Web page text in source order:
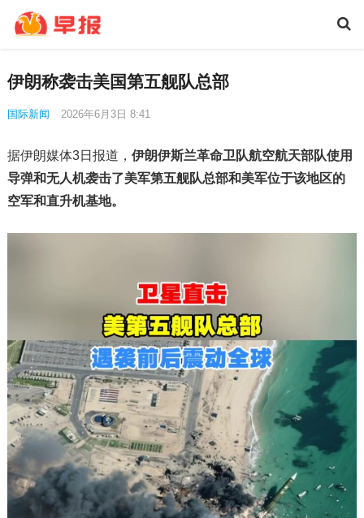
伊朗称袭击美国第五舰队总部
国际新闻 2026年6月3日 8:41
据伊朗媒体3日报道， 伊朗伊斯兰革命卫队航空航天部队使用
导弹和无人机袭击了美军第五舰队总部和美军位于该地区的
空军和直升机基地。